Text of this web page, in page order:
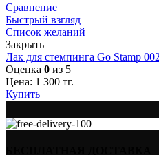
Сравнение
Быстрый взгляд
Список желаний
Закрыть
Лак для стемпинга Go Stamp
Оценка 0 из 5
Цена: 1 300 тг.
Купить